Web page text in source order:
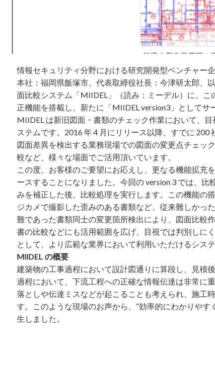
情報セキュリティ分野における研究開発型ベンチャー
本社：福岡県飯塚市、代表取締役社⻑：今津研太郎、
⾯⽐較システム「MIIDEL」（読み：ミーデル）に、
正機能を搭載し、新たに「MIIDEL version3」としてサ
MIIDEL は新旧図⾯・書類のチェック作業において、
ステムです。2016 年 4 ⽉にリリース以降、すでに
図⾯差異を検出する業務現場での図⾯の変更点チェッ
較など、様々な場⾯でご活⽤頂いています。
この度、お客様のご要望にお応えし、更なる機能拡充
ースすることになりました。今回の version 3 では、
みを補正した後、⽐較処理を実⾏します。この機能の
ジカメで撮影した歪みのある書類など、従来難しかっ
難であった書類同⼠の変更箇所検出により、図⾯⽐較
書の⽐較などにも活⽤範囲を広げ、⽬視では判別しに
として、より広範な業界において利⽤いただけるシス
MIIDEL の概要
建築物の⼯事過程において設計図通りに算段し、⾒積
過程において、下流⼯程への正確な情報伝達は⾮常に
落としや伝達ミスなどが起こることも考えられ、施⼯
す。このような現場のお声から、“効率的にわかりや
⽣しました。